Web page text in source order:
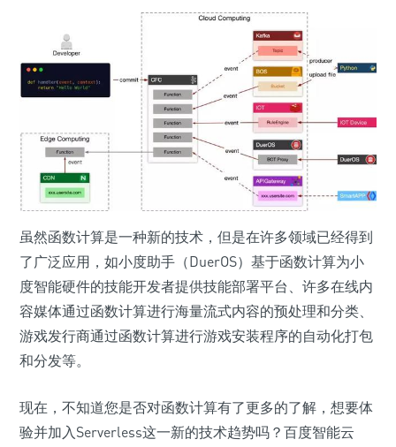
虽然函数计算是一种新的技术，但是在许多领域已经得到
了广泛应用，如小度助手（DuerOS）基于函数计算为小
度智能硬件的技能开发者提供技能部署平台、许多在线内
容媒体通过函数计算进行海量流式内容的预处理和分类、
游戏发行商通过函数计算进行游戏安装程序的自动化打包
和分发等。
现在，不知道您是否对函数计算有了更多的了解，想要体
验并加入Serverless这一新的技术趋势吗？百度智能云